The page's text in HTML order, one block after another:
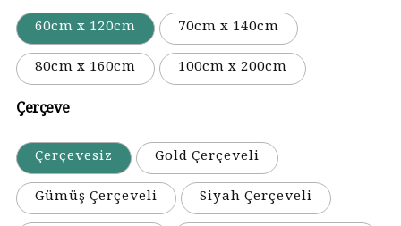
60cm x 120cm
70cm x 140cm
80cm x 160cm
100cm x 200cm
Çerçeve
Çerçevesiz
Gold Çerçeveli
Gümüş Çerçeveli
Siyah Çerçeveli